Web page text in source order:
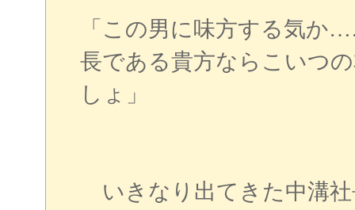
「この男に味方する気か
長である貴方ならこいつ
しょ」
いきなり出てきた中溝